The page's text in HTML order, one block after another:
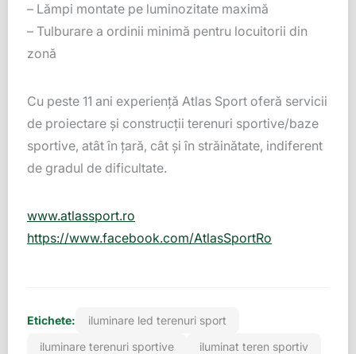
– Lămpi montate pe luminozitate maximă
– Tulburare a ordinii minimă pentru locuitorii din
zonă
Cu peste 11 ani experienţă Atlas Sport oferă servicii
de proiectare şi construcţii terenuri sportive/baze
sportive, atât în ţară, cât şi în străinătate, indiferent
de gradul de dificultate.
www.atlassport.ro
https://www.facebook.com/AtlasSportRo
Etichete:
iluminare led terenuri sport
iluminare terenuri sportive
iluminat teren sportiv